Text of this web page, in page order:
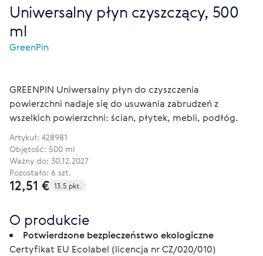
Uniwersalny płyn czyszczący, 500
ml
GreenPin
GREENPIN Uniwersalny płyn do czyszczenia
powierzchni nadaje się do usuwania zabrudzeń z
wszelkich powierzchni: ścian, płytek, mebli, podłóg.
Artykuł: 428981
Objętość: 500 ml
Ważny do: 30.12.2027
Pozostało: 6 szt.
12,51 € 13.5 pkt.
O produkcie
Potwierdzone bezpieczeństwo ekologiczne
Certyfikat EU Ecolabel (licencja nr CZ/020/010)